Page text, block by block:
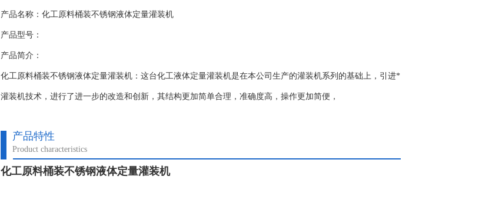
产品名称：化工原料桶装不锈钢液体定量灌装机
产品型号：
产品简介：
化工原料桶装不锈钢液体定量灌装机：这台化工液体定量灌装机​是在本公司生产的灌装机系列的基础上，引进*
灌装机技术，进行了进一步的改造和创新，其结构更加简单合理，准确度高，操作更加简便，
产品特性
Product characteristics
化工原料桶装不锈钢液体定量灌装机